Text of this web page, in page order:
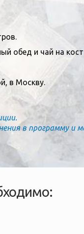
обед и чай на
в Москву.
в программу и